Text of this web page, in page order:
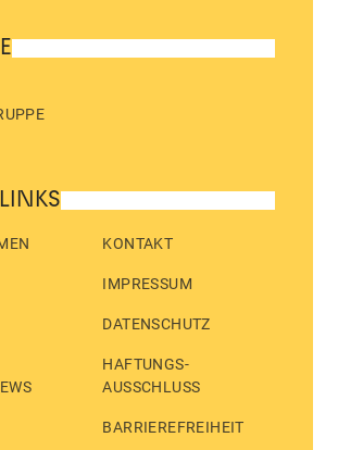
KONTAKT
IMPRESSUM
DATENSCHUTZ
HAFTUNGS­
AUSSCHLUSS
BARRIEREFREIHEIT